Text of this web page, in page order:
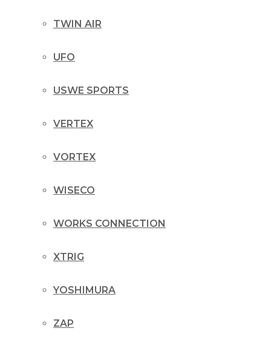
TWIN AIR
UFO
USWE SPORTS
VERTEX
VORTEX
WISECO
WORKS CONNECTION
XTRIG
YOSHIMURA
ZAP